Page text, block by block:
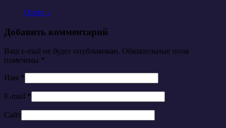
Ответ ↓
Добавить комментарий
Ваш e-mail не будет опубликован. Обязательные поля
помечены *
Имя *
E-mail *
Сайт